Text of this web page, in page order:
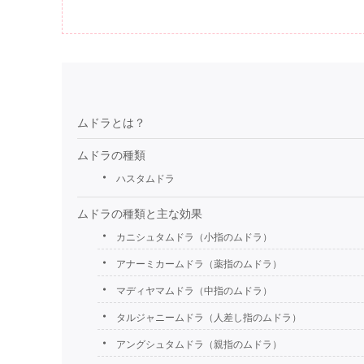
ムドラとは？
ムドラの種類
ハスタムドラ
ムドラの種類と主な効果
カニシュタムドラ（小指のムドラ）
アナーミカームドラ（薬指のムドラ）
マディヤマムドラ（中指のムドラ）
タルジャニームドラ（人差し指のムドラ）
アングシュタムドラ（親指のムドラ）